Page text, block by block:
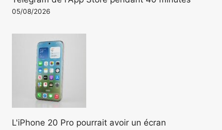
05/08/2026
L'iPhone 20 Pro pourrait avoir un écran